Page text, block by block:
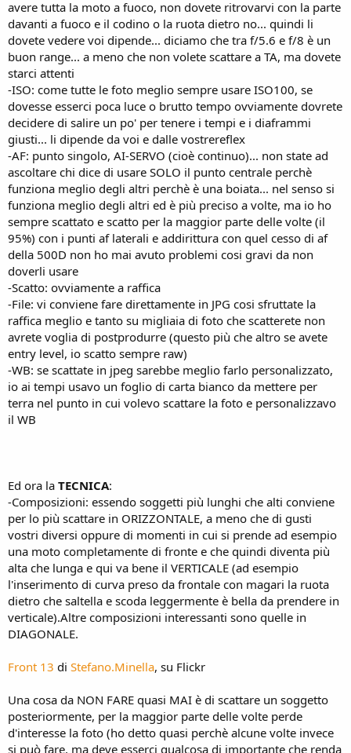
avere tutta la moto a fuoco, non dovete ritrovarvi con la parte
davanti a fuoco e il codino o la ruota dietro no... quindi li
dovete vedere voi dipende... diciamo che tra f/5.6 e f/8 è un
buon range... a meno che non volete scattare a TA, ma dovete
starci attenti
-ISO: come tutte le foto meglio sempre usare ISO100, se
dovesse esserci poca luce o brutto tempo ovviamente dovrete
decidere di salire un po' per tenere i tempi e i diaframmi
giusti... li dipende da voi e dalle vostrereflex
-AF: punto singolo, AI-SERVO (cioè continuo)... non state ad
ascoltare chi dice di usare SOLO il punto centrale perchè
funziona meglio degli altri perchè è una boiata... nel senso si
funziona meglio degli altri ed è più preciso a volte, ma io ho
sempre scattato e scatto per la maggior parte delle volte (il
95%) con i punti af laterali e addirittura con quel cesso di af
della 500D non ho mai avuto problemi cosi gravi da non
doverli usare
-Scatto: ovviamente a raffica
-File: vi conviene fare direttamente in JPG cosi sfruttate la
raffica meglio e tanto su migliaia di foto che scatterete non
avrete voglia di postprodurre (questo più che altro se avete
entry level, io scatto sempre raw)
-WB: se scattate in jpeg sarebbe meglio farlo personalizzato,
io ai tempi usavo un foglio di carta bianco da mettere per
terra nel punto in cui volevo scattare la foto e personalizzavo
il WB
Ed ora la TECNICA:
-Composizioni: essendo soggetti più lunghi che alti conviene
per lo più scattare in ORIZZONTALE, a meno che di gusti
vostri diversi oppure di momenti in cui si prende ad esempio
una moto completamente di fronte e che quindi diventa più
alta che lunga e qui va bene il VERTICALE (ad esempio
l'inserimento di curva preso da frontale con magari la ruota
dietro che saltella e scoda leggermente è bella da prendere in
verticale).Altre composizioni interessanti sono quelle in
DIAGONALE.
Front 13 di Stefano.Minella, su Flickr
Una cosa da NON FARE quasi MAI è di scattare un soggetto
posteriormente, per la maggior parte delle volte perde
d'interesse la foto (ho detto quasi perchè alcune volte invece
si può fare, ma deve esserci qualcosa di importante che renda